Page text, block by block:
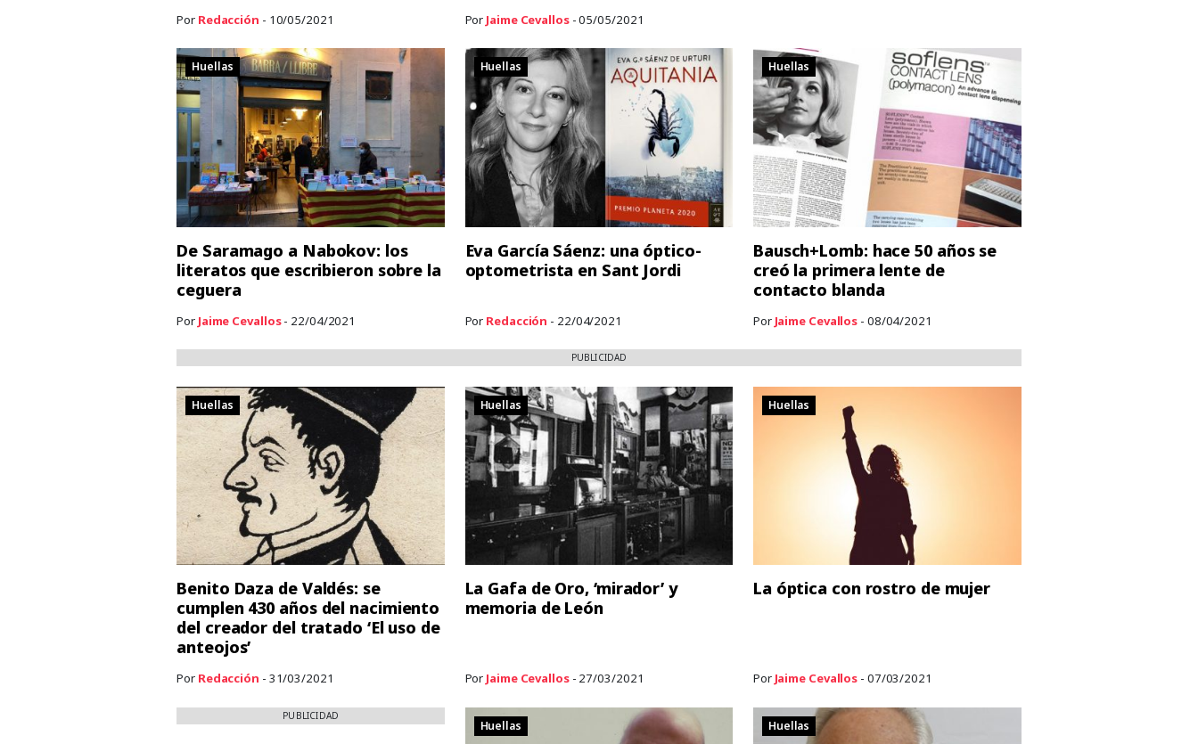
Por Redacción - 10/05/2021 Por Jaime Cevallos- 05/05/2021
Huellas
De Saramago a Nabokov: los
literatos que escribieron sobre la
ceguera
Por Jaime Cevallos- 22/04/2021
Huellas
Eva García Sáenz: una óptico-
optometrista en Sant Jordi
Por Redacción - 22/04/2021
Huellas
Bausch+Lomb: hace 50 años se
creó la primera lente de
contacto blanda
Por Jaime Cevallos - 08/04/2021
PUBLICIDAD
Huellas
Benito Daza de Valdés: se
cumplen 430 años del nacimiento
del creador del tratado ‘El uso de
anteojos’
Por Redacción - 31/03/2021
Huellas
La Gafa de Oro, ‘mirador’ y
memoria de León
Por Jaime Cevallos- 27/03/2021
Huellas
La óptica con rostro de mujer
Por Jaime Cevallos - 07/03/2021
PUBLICIDAD
Huellas Huellas